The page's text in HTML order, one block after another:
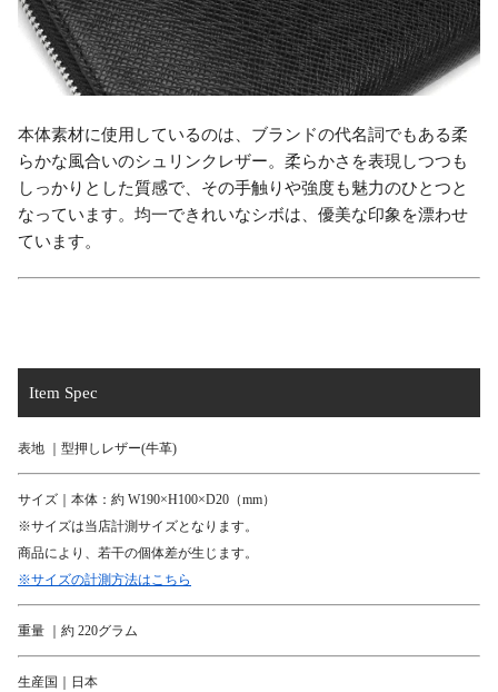
本体素材に使用しているのは、ブランドの代名詞でもある柔
らかな風合いのシュリンクレザー。柔らかさを表現しつつも
しっかりとした質感で、その手触りや強度も魅力のひとつと
なっています。均一できれいなシボは、優美な印象を漂わせ
ています。
Item Spec
表地 ｜型押しレザー(牛革)
サイズ｜本体：約 W190×H100×D20（mm）
※サイズは当店計測サイズとなります。
商品により、若干の個体差が生じます。
※サイズの計測方法はこちら
重量 ｜約 220グラム
生産国｜日本